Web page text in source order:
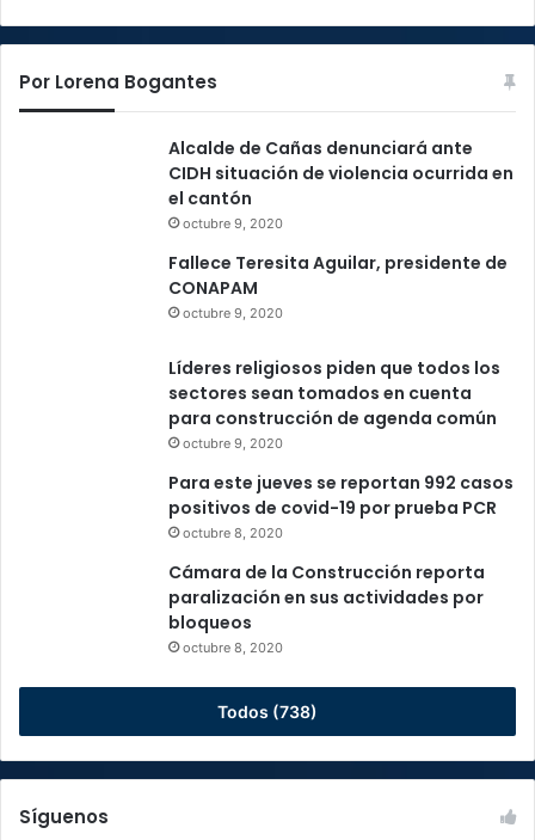
Por Lorena Bogantes
Alcalde de Cañas denunciará ante
CIDH situación de violencia ocurrida en
el cantón
octubre 9, 2020
Fallece Teresita Aguilar, presidente de
CONAPAM
octubre 9, 2020
Líderes religiosos piden que todos los
sectores sean tomados en cuenta
para construcción de agenda común
octubre 9, 2020
Para este jueves se reportan 992 casos
positivos de covid-19 por prueba PCR
octubre 8, 2020
Cámara de la Construcción reporta
paralización en sus actividades por
bloqueos
octubre 8, 2020
Todos (738)
Síguenos